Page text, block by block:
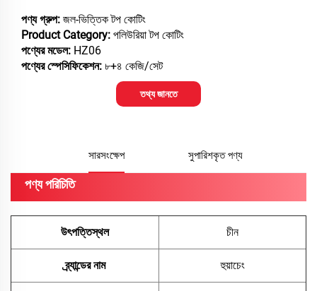
পণ্য গ্রুপ: জল-ভিত্তিক টপ কোটিং
Product Category: পলিউরিয়া টপ কোটিং
পণ্যের মডেল: HZ06
পণ্যের স্পেসিফিকেশন: ৮+৪ কেজি/সেট
তথ্য জানতে
সারসংক্ষেপ সুপারিশকৃত পণ্য
পণ্য পরিচিতি
উৎপত্তিস্থল চীন
ব্র্যান্ডের নাম হুয়াচেং